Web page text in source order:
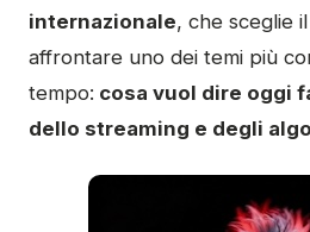
internazionale, che sceglie
affrontare uno dei temi più
tempo: cosa vuol dire oggi
dello streaming e degli